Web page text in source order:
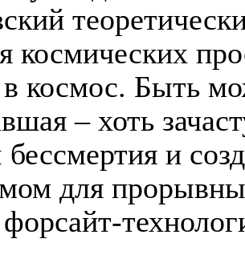
космических
в космос. Быть
– хоть
и
для